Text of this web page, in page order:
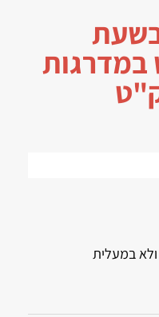
במעלית